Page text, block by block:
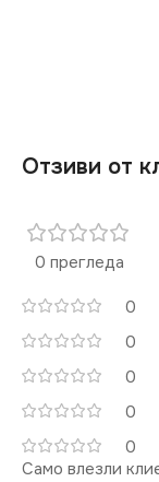
Отзиви от
0 прегледа
0
0
0
0
0
Само влезли